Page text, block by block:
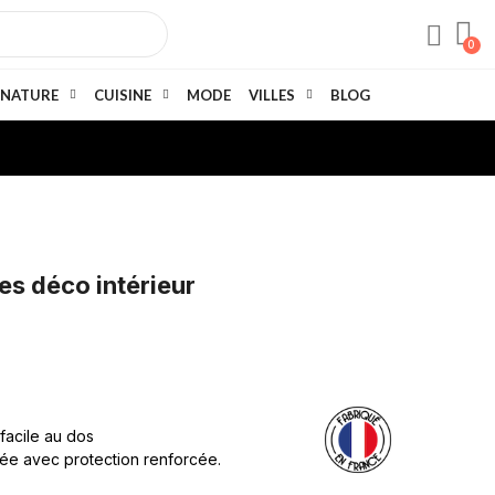
NATURE CUISINE MODE VILLES BLOG
déco intérieur
au dos
avec protection renforcée.